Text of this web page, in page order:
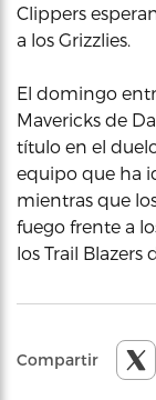
Clippers
a los Grizzlies.
El domingo
Mavericks de
título en el
equipo que ha
mientras que
fuego frente a
los Trail Blazers
Compartir